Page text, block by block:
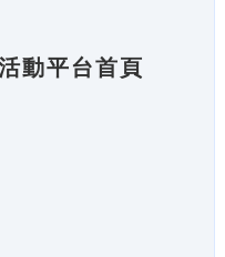
動平台首頁